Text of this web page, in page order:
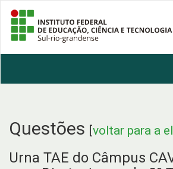
Questões [voltar para a
Urna TAE do Câmpus